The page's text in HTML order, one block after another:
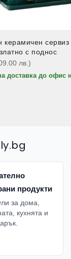
керамичен сервиз
с поднос
лв. )
доставка до офис
продукти
за дома,
кухнята и